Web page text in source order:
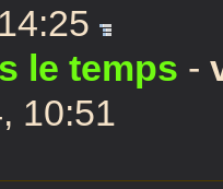
le temps -
10:51